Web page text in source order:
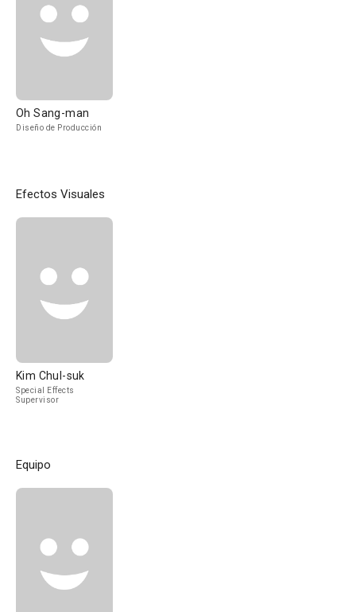
Oh Sang-man
Diseño de Producción
Efectos Visuales
Kim Chul-suk
Special Effects
Supervisor
Equipo